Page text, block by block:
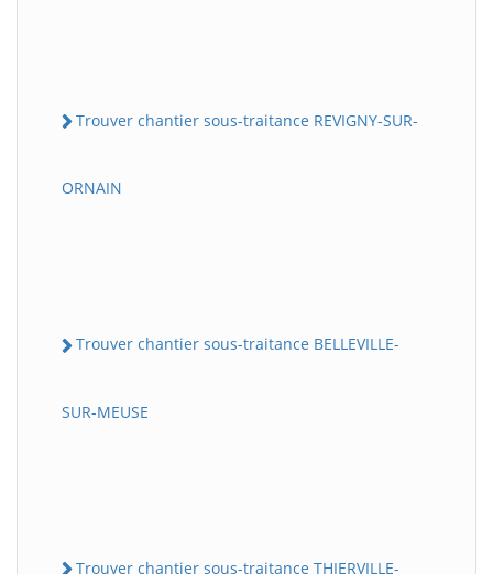
Trouver chantier sous-traitance REVIGNY-SUR-
ORNAIN
Trouver chantier sous-traitance BELLEVILLE-
SUR-MEUSE
Trouver chantier sous-traitance THIERVILLE-